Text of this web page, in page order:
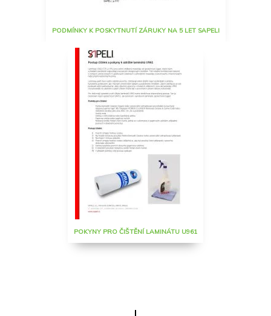
PODMÍNKY K POSKYTNUTÍ ZÁRUKY NA 5 LET SAPELI
POKYNY PRO ČIŠTĚNÍ LAMINÁTU U961